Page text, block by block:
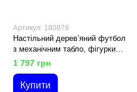
Артикул: 180876
Настільний дерев’яний футбол
з механічним табло, фігурки
гравців, 71×36×14,6 см
1 797 грн
Купити